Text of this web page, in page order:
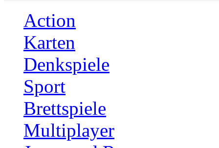
Action
Karten
Denkspiele
Sport
Brettspiele
Multiplayer